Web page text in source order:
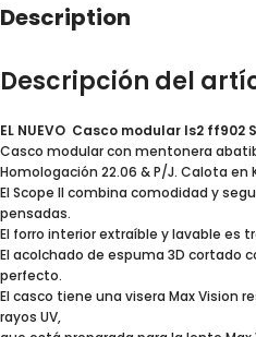
Description
Descripción del
EL NUEVO Casco modular ls2 ff902
Casco modular con mentonera
Homologación 22.06 & P/J. Calota en
El Scope II combina comodidad y
pensadas.
El forro interior extraíble y lavable es
El acolchado de espuma 3D cortado
perfecto.
El casco tiene una visera Max Vision
rayos UV,